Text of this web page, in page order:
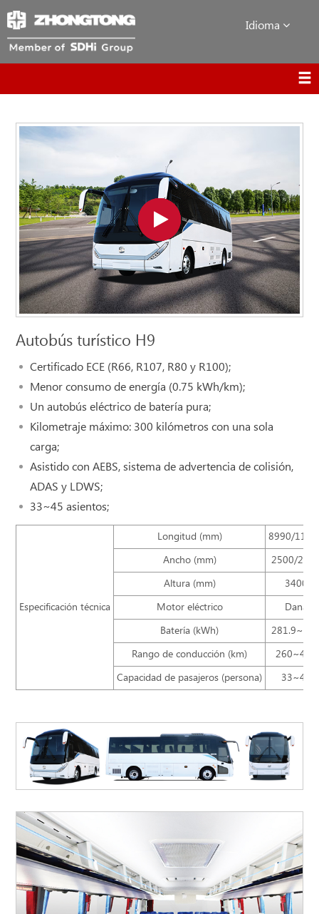
Idioma
Autobús turístico H9
Certificado ECE (R66, R107, R80 y R100);
Menor consumo de energía (0.75 kWh/km);
Un autobús eléctrico de batería pura;
Kilometraje máximo: 300 kilómetros con una sola
carga;
Asistido con AEBS, sistema de advertencia de colisión,
ADAS y LDWS;
33~45 asientos;
Especificación técnica
Longitud (mm)
8990/
Ancho (mm)
2500/
Altura (mm)
3400
Motor eléctrico
Dana
Batería (kWh)
Rango de conducción (km)
260~400
Capacidad de pasajeros (persona)
33~45